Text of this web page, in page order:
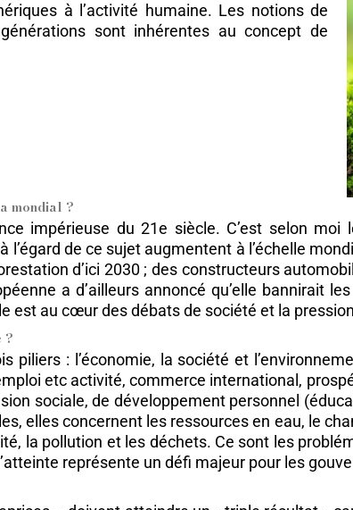
à l’activité humaine. Les notions de
sont inhérentes au concept de
mondial ?
impérieuse du 21e siècle. C’est selon
l’égard de ce sujet augmentent à l’échelle
d’ici 2030 ; des constructeurs
a d’ailleurs annoncé qu’elle bannirait
est au cœur des débats de société et la
?
piliers : l’économie, la société et
etc activité, commerce international,
sociale, de développement personnel
elles concernent les ressources en eau, le
la pollution et les déchets. Ce sont les
représente un défi majeur pour les